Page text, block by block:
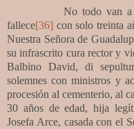
No todo van a
fallece[36] con solo treinta
Nuestra Señora de
su infrascrito cura rector y
Balbino David, di
solemnes con ministros y
procesión al cementerio, al
30 años de edad, hija
Josefa Arce, casada con el